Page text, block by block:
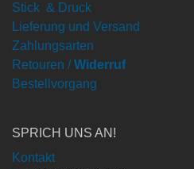
Stick & Druck
Lieferung und Versand
Zahlungsarten
Retouren / Widerruf
Bestellvorgang
SPRICH UNS AN!
Kontakt